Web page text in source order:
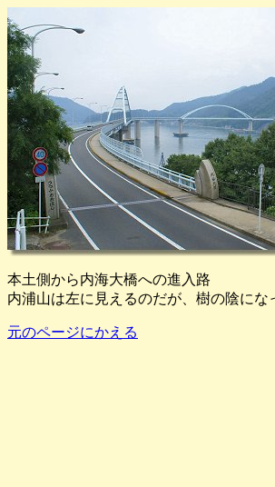
本土側から内海大橋への進入路
内浦山は左に見えるのだが、樹の陰にな
元のページにかえる